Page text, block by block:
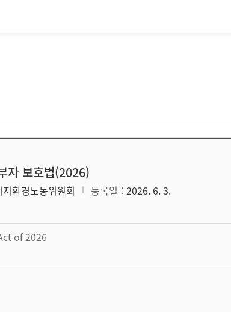
자 보호법(2026)
환경노동위원회 등록일 2026. 6. 3.
of 2026